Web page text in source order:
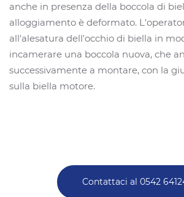
anche in presenza della boccola di
alloggiamento è deformato.
all'alesatura dell'occhio di biella in
incamerare una boccola nuova, che
successivamente a montare, con la
sulla biella motore.
Contattaci al 0542